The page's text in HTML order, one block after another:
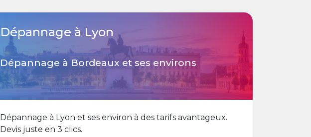
Dépannage à Lyon
Dépannage à Bordeaux et ses environs
Dépannage à Lyon et ses environ à des tarifs avantageux.
Devis juste en 3 clics.